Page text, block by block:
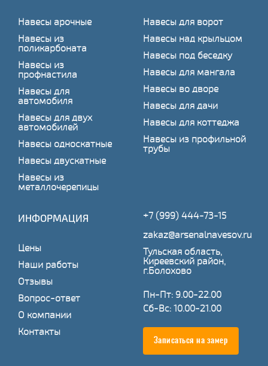
Навесы арочные
Навесы из
поликарбоната
Навесы из
профнастила
Навесы для
автомобиля
Навесы для двух
автомобилей
Навесы односкатные
Навесы двускатные
Навесы из
металлочерепицы
Навесы для ворот
Навесы над крыльцом
Навесы под беседку
Навесы для мангала
Навесы во дворе
Навесы для дачи
Навесы для коттеджа
Навесы из профильной
трубы
ИНФОРМАЦИЯ
Цены
Наши работы
Отзывы
Вопрос-ответ
О компании
Контакты
+7 (999) 444-73-15
zakaz@arsenalnavesov.ru
Тульская область,
Киреевский район,
г.Болохово
Пн-Пт: 9.00-22.00
Сб-Вс: 10.00-21.00
Записаться на замер